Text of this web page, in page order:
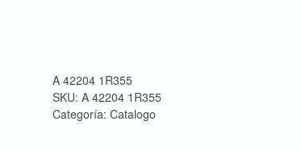
A 42204 1R355
SKU: A 42204 1R355
Categoría: Catalogo